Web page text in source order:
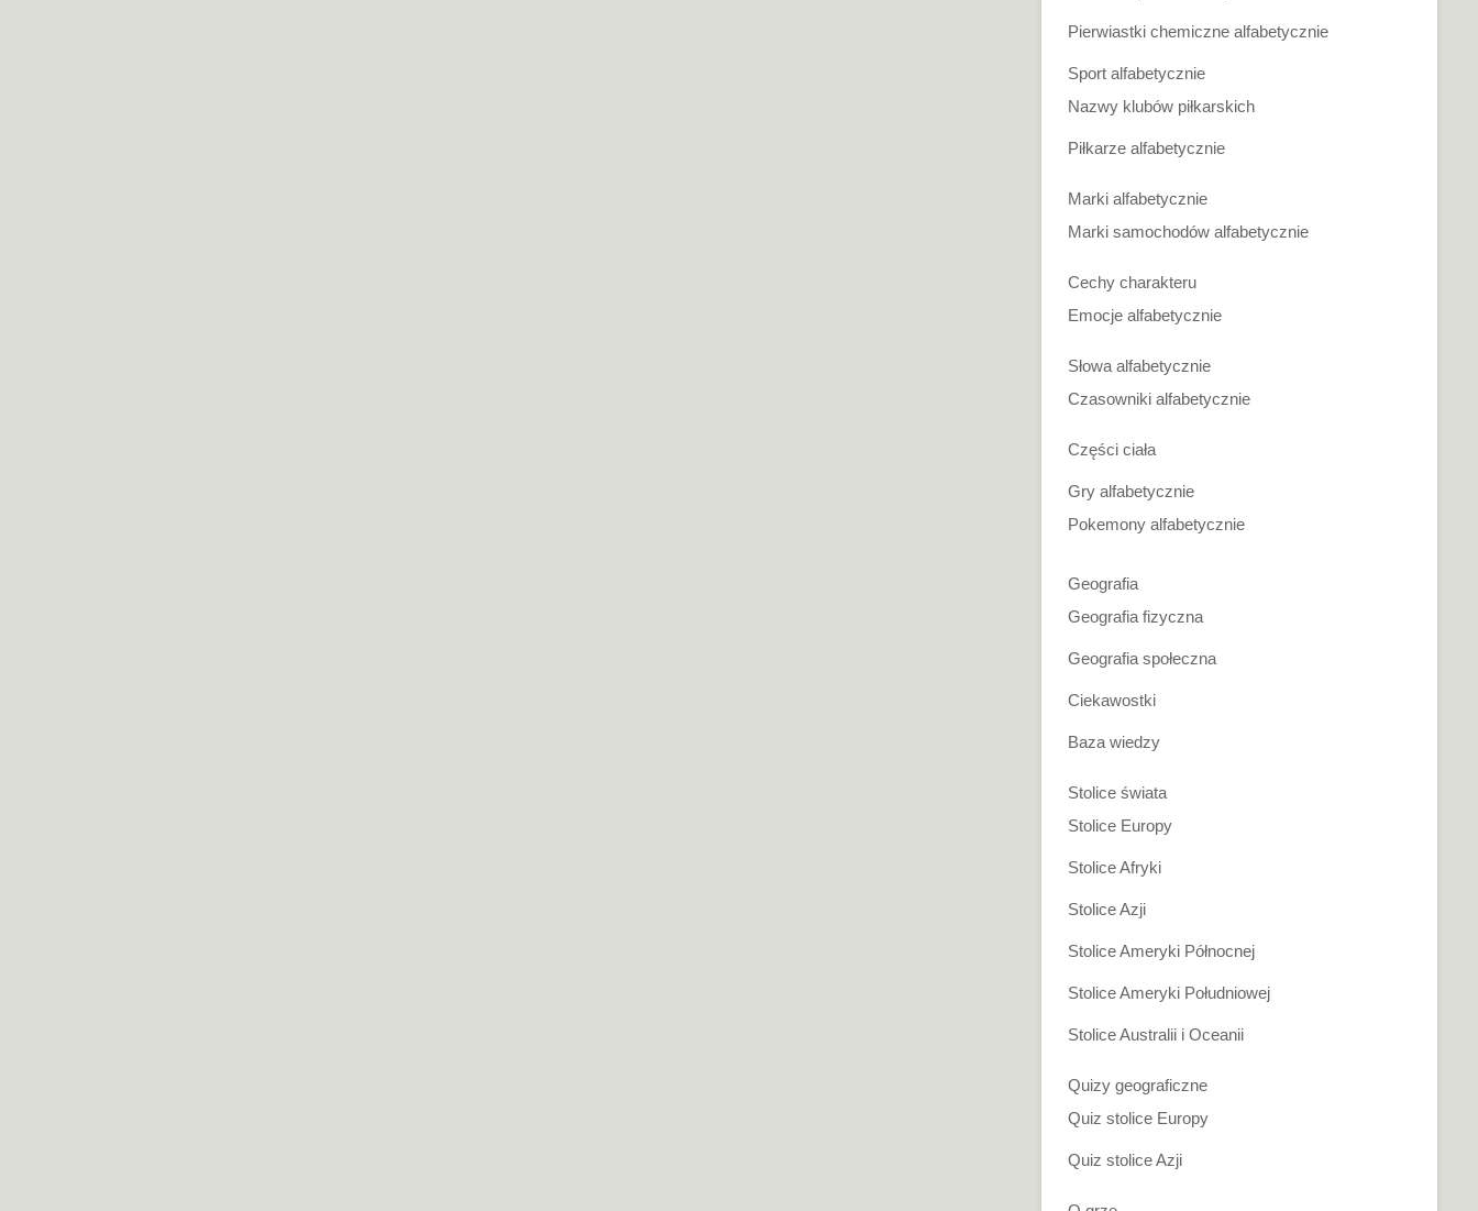
Pierwiastki chemiczne alfabetycznie
Sport alfabetycznie
Nazwy klubów piłkarskich
Piłkarze alfabetycznie
Marki alfabetycznie
Marki samochodów alfabetycznie
Cechy charakteru
Emocje alfabetycznie
Słowa alfabetycznie
Czasowniki alfabetycznie
Części ciała
Gry alfabetycznie
Pokemony alfabetycznie
Geografia
Geografia fizyczna
Geografia społeczna
Ciekawostki
Baza wiedzy
Stolice świata
Stolice Europy
Stolice Afryki
Stolice Azji
Stolice Ameryki Północnej
Stolice Ameryki Południowej
Stolice Australii i Oceanii
Quizy geograficzne
Quiz stolice Europy
Quiz stolice Azji